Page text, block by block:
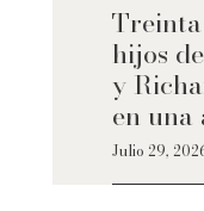
Treinta
hijos
y
en
Julio 29,